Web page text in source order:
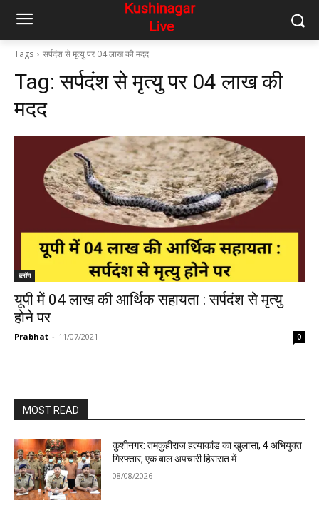
Tags सर्पदंश से मृत्यु पर 04 लाख की मदद
Tag:सर्पदंश से मृत्यु पर 04 लाख की
मदद
ब्लॉग
यूपी में 04 लाख की आर्थिक सहायता : सर्पदंश से मृत्यु
होने पर
Prabhat - 11/07/2021 0
MOST READ
कुशीनगर: तमकुहीराज हत्याकांड का खुलासा, 4 अभियुक्त
गिरफ्तार, एक बाल अपचारी हिरासत में
08/08/2026